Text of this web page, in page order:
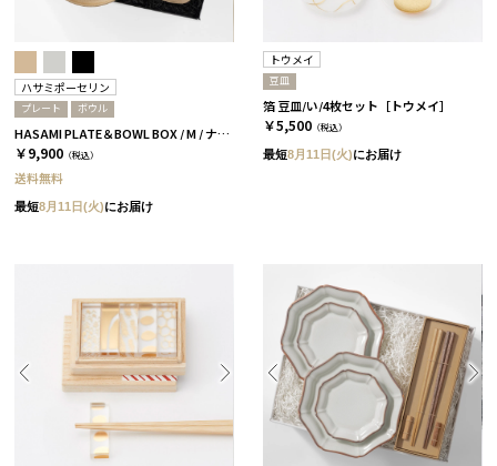
ハサミポーセリン
プレート ボウル
HASAMI PLATE＆BOWL BOX / M / ナチュラル［ハサミポーセリン］
￥9,900 （税込）
送料無料
最短8月11日(火)にお届け
トウメイ
豆皿
箔 豆皿/い/4枚セット［トウメイ］
￥5,500 （税込）
最短8月11日(火)にお届け